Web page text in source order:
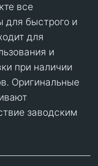
все
для быстрого и
для
и
при наличии
Оригинальные
заводским